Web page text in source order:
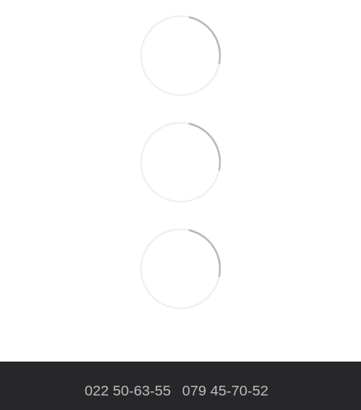
022 50-63-55 079 45-70-52